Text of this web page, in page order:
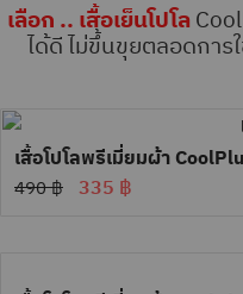
เลือก .. เสื้อเย็นโปโล
ได้ดี ไม่ขึ้นขุยตลอดการ
เสื้อโปโลพรีเมี่ยมผ้า
490฿ 335 ฿